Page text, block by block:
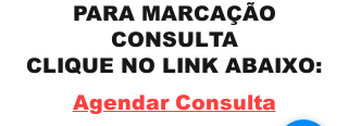
PARA MARCAÇÃO
CONSULTA
CLIQUE NO LINK ABAIXO:
Agendar Consulta